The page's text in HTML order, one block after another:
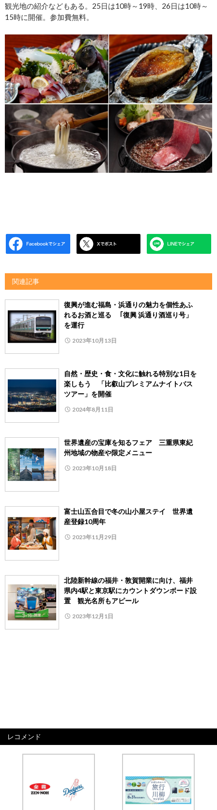
観光地の紹介などもある。25日は10時～19時、26日は10時～
15時に開催。参加費無料。
関連記事
復興が進む福島・浜通りの魅力を個性あふ
れるお酒と巡る ｢復興 浜通り酒巡り号」
を運行
2023年10月13日
自然・歴史・食・文化に触れる特別な1日を
楽しもう 「比叡山プレミアムナイトバス
ツアー」を開催
2024年8月11日
世界遺産の宝庫を知るフェア 三重県東紀
州地域の物産や限定メニュー
2023年10月18日
富士山五合目で冬の山小屋ステイ 世界遺
産登録10周年
2023年11月29日
北陸新幹線の福井・敦賀開業に向け、福井
県内4駅と東京駅にカウントダウンボード設
置 観光名所もアピール
2023年12月1日
レコメンド